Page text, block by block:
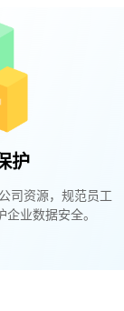
护
司资源，规范员工
业数据安全。